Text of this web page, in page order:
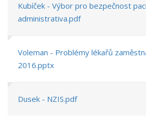
Kubíček - Výbor pro bezpečnost
administrativa.pdf
Voleman - Problémy lékařů
2016.pptx
Dusek - NZIS.pdf